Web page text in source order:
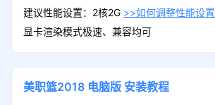
建议性能设置：2核2G >>如何调整性能设置
显卡渲染模式极速、兼容均可
美职篮2018 电脑版 安装教程